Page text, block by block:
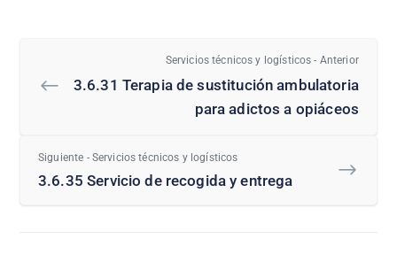
Servicios técnicos y logísticos - Anterior
3.6.31 Terapia de sustitución ambulatoria
para adictos a opiáceos
Siguiente - Servicios técnicos y logísticos
3.6.35 Servicio de recogida y entrega